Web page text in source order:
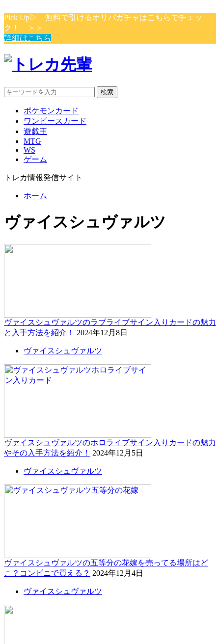
Pick Up▷ 無料で引けるオリパガチャはこちらでチェッ
ク！ ＞＞
詳細はこちら
検索
ポケモンカード
ワンピースカード
遊戯王
MTG
WS
ゲーム
トレカ情報発信サイト
ホーム
ヴァイスシュヴァルツ
ヴァイスシュヴァルツのラブライブサイン入りカードの魅力
と入手方法を紹介！
2024年12月8日
ヴァイスシュヴァルツ
ヴァイスシュヴァルツのホロライブサイン入りカードの魅力
やその入手方法を紹介！
2024年12月5日
ヴァイスシュヴァルツ
ヴァイスシュヴァルツの五等分の花嫁を売ってる場所はど
こ？コンビニで買える？ 2024年12月4日
ヴァイスシュヴァルツ